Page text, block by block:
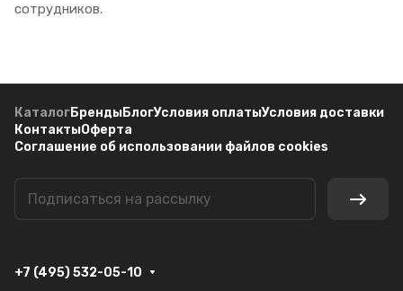
сотрудников.
КаталогБрендыБлогУсловия оплатыУсловия доставки
КонтактыОферта
Соглашение об использовании файлов cookies
+7 (495) 532-05-10